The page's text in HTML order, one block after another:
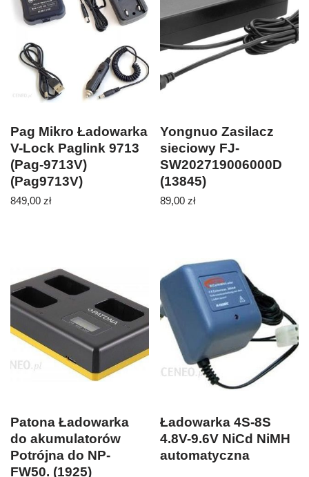
Pag Mikro Ładowarka
V-Lock Paglink 9713
(Pag-9713V)
(Pag9713V)
849,00 zł
Yongnuo Zasilacz
sieciowy FJ-
SW202719006000D
(13845)
89,00zł
Patona Ładowarka
do akumulatorów
Potrójna do NP-
FW50. (1925)
Ładowarka 4S-8S
4.8V-9.6V NiCd NiMH
automatyczna